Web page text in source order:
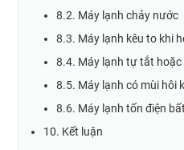
8.2. Máy lạnh chảy nước
8.3. Máy lạnh kêu to khi
8.4. Máy lạnh tự tắt hoặc
8.5. Máy lạnh có mùi hôi
8.6. Máy lạnh tốn điện
10. Kết luận